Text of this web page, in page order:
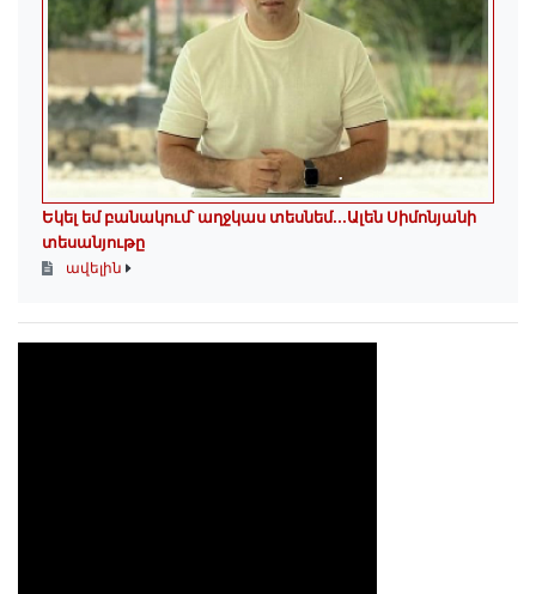
Եկել եմ բանակում՝ աղջկաս տեսնեմ․․․Ալեն Սիմոնյանի
տեսանյութը
ավելին